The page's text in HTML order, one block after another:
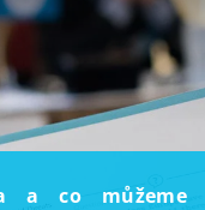
a co můžeme